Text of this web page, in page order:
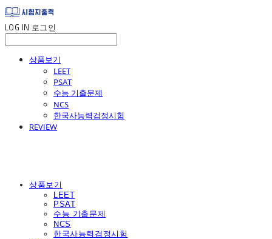
LOG IN 로그인
상품보기
LEET
PSAT
수능 기출문제
NCS
한국사능력검정시험
REVIEW
상품보기
LEET
PSAT
수능 기출문제
NCS
한국사능력검정시험